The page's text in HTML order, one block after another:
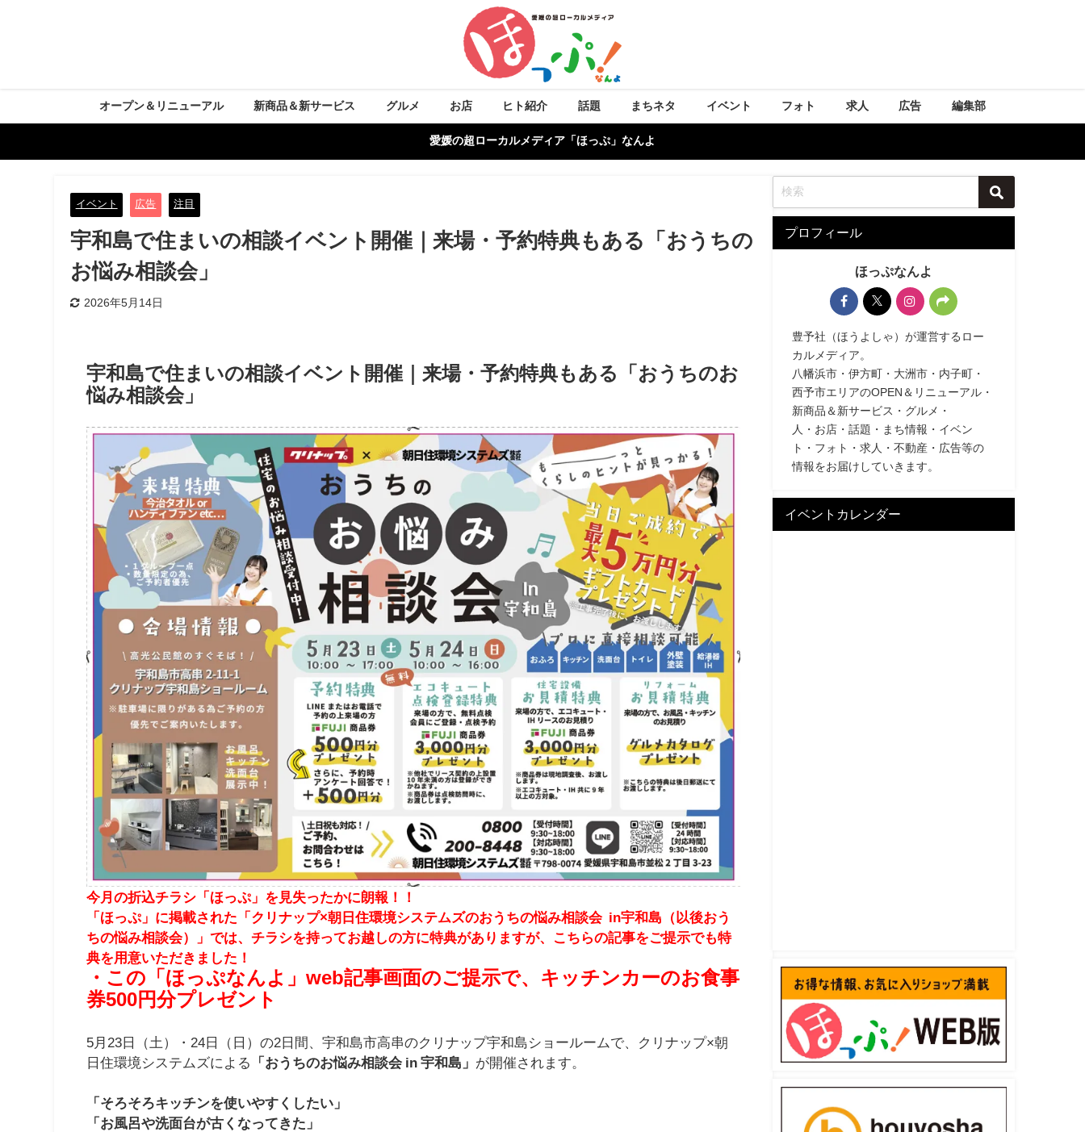
オープン＆リニューアル 新商品＆新サービス グルメ お店 ヒト紹介 話題 まちネタ イベント フォト 求人 広告 編集部
愛媛の超ローカルメディア「ほっぷ」なんよ
イベント 広告 注目
宇和島で住まいの相談イベント開催｜来場・予約特典もある「おうちの
お悩み相談会」
2026年5月14日
宇和島で住まいの相談イベント開催｜来場・予約特典もある「おうちのお
悩み相談会」
今月の折込チラシ「ほっぷ」を見失ったかに朗報！！
「ほっぷ」に掲載された「クリナップ×朝日住環境システムズのおうちの悩み相談会 in宇和島（以後おう
ちの悩み相談会）」では、チラシを持ってお越しの方に特典がありますが、こちらの記事をご提示でも特
典を用意いただきました！
・この「ほっぷなんよ」web記事画面のご提示で、キッチンカーのお食事
券500円分プレゼント
5月23日（土）・24日（日）の2日間、宇和島市高串のクリナップ宇和島ショールームで、クリナップ×朝
日住環境システムズによる
「おうちのお悩み相談会 in 宇和島」 が開催されます。
「そろそろキッチンを使いやすくしたい」
「お風呂や洗面台が古くなってきた」
プロフィール
ほっぷなんよ
豊予社（ほうよしゃ）が運営するロー
カルメディア。
八幡浜市・伊方町・大洲市・内子町・
西予市エリアのOPEN＆リニューアル・
新商品＆新サービス・グルメ・
人・お店・話題・まち情報・イベン
ト・フォト・求人・不動産・広告等の
情報をお届けしていきます。
イベントカレンダー